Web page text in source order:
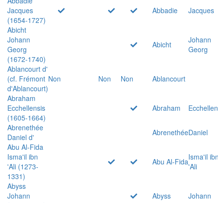
Jacques
(1654-1727)
Abbadie
Jacques
Abicht
Johann
Georg
(1672-1740)
Abicht
Johann
Georg
Ablancourt d'
(cf. Frémont
d'Ablancourt)
Non Non Non
Ablancourt
Abraham
Ecchellensis
(1605-1664)
Abraham
Abrenethée
Daniel d'
AbrenethéeDaniel
Abu Al-Fida
Isma'il ibn
'Ali (1273-
1331)
Abu Al-FidaIsma'il
'Ali
Abyss
Johann
Abyss
Johann